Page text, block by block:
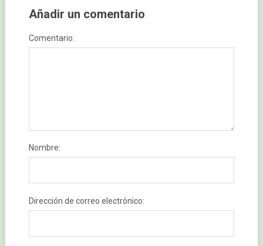
Añadir un comentario
Comentario:
Nombre:
Dirección de correo electrónico: